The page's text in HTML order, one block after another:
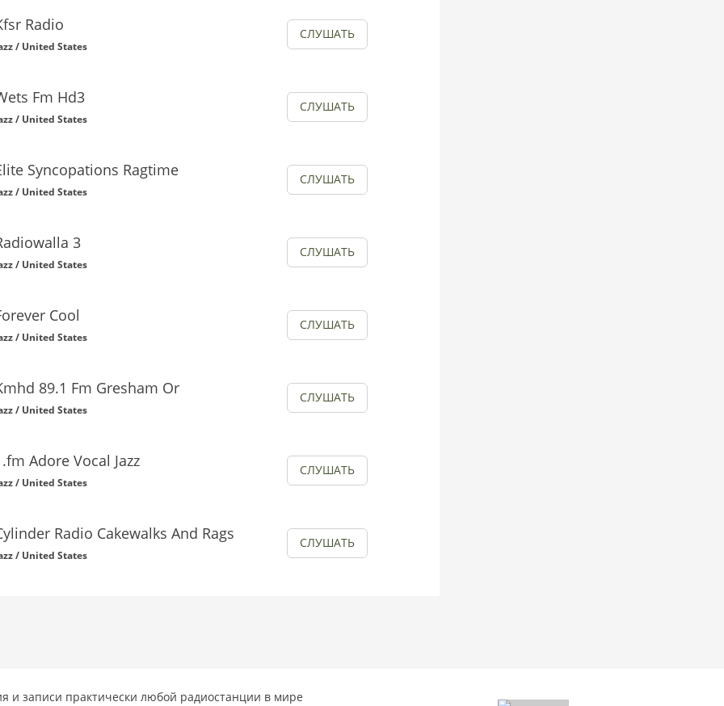
Radio
/ United States
СЛУШАТЬ
Fm Hd3
/ United States
СЛУШАТЬ
Syncopations Ragtime
/ United States
СЛУШАТЬ
3
/ United States
СЛУШАТЬ
Cool
/ United States
СЛУШАТЬ
89.1 Fm Gresham Or
/ United States
СЛУШАТЬ
Adore Vocal Jazz
/ United States
СЛУШАТЬ
Radio Cakewalks And Rags
/ United States
СЛУШАТЬ
и записи практически любой радиостанции в мире